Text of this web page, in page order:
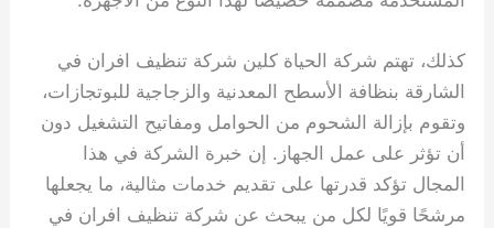
كذلك، تهتم شركة الحياة كلين شركة تنظيف افران في
الشارقة بنظافة الأسطح المعدنية والزجاجية للبوتجازات،
وتقوم بإزالة الشحوم من الحوامل ومفاتيح التشغيل دون
أن تؤثر على عمل الجهاز. إن خبرة الشركة في هذا
المجال تؤكد قدرتها على تقديم خدمات مثالية، ما يجعلها
مرشحًا قويًا لكل من يبحث عن شركة تنظيف افران في